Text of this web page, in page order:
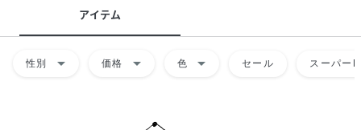
アイテム
性別 arrow_drop_down 価格 arrow_drop_down 色 arrow_drop_down セール スーパー